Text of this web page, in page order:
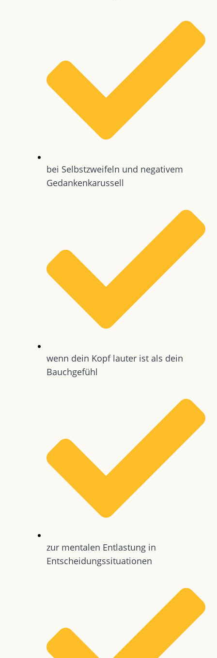
bei Selbstzweifeln und negativem
Gedankenkarussell
wenn dein Kopf lauter ist als dein
Bauchgefühl
zur mentalen Entlastung in
Entscheidungssituationen